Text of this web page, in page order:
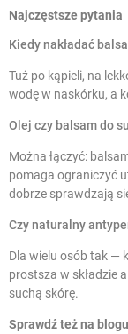
Najczęstsze pytania
Kiedy nakładać
Tuż po kąpieli, na
wodę w naskórku, a
Olej czy balsam do
Można łączyć:
pomaga ograniczyć
dobrze sprawdzają
Czy naturalny
Dla wielu osób tak —
prostsza w składzie
suchą skórę.
Sprawdź też na blogu